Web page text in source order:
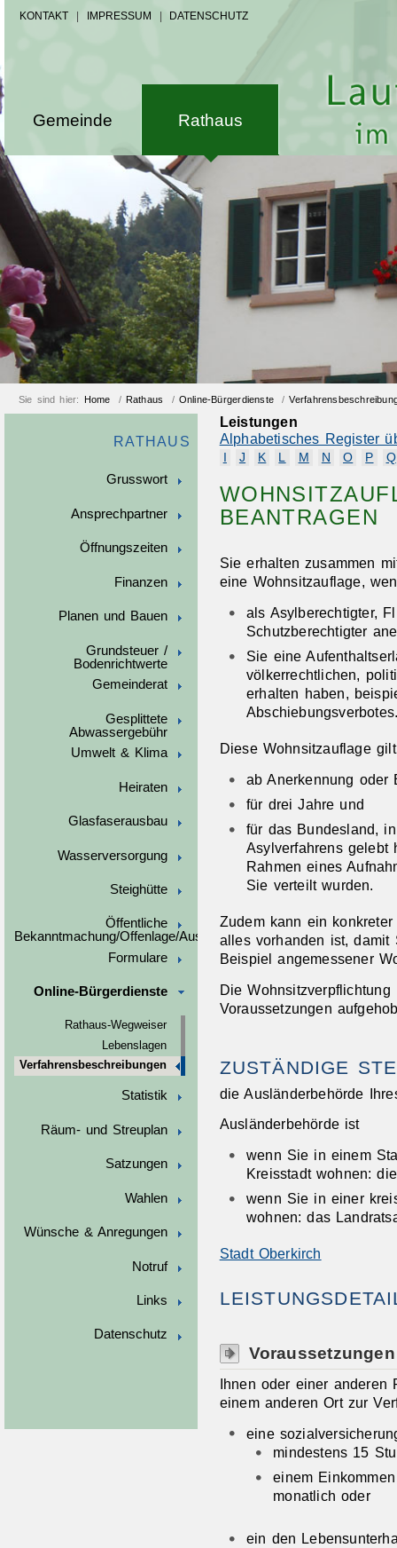
KONTAKT IMPRESSUM DATENSCHUTZ
Gemeinde Rathaus
Sie sind hier: Home / Rathaus / Online-Bürgerdienste /
RATHAUS
Grusswort
Ansprechpartner
Öffnungszeiten
Finanzen
Planen und Bauen
Grundsteuer /
Bodenrichtwerte
Gemeinderat
Gesplittete
Abwassergebühr
Umwelt & Klima
Heiraten
Glasfaserausbau
Wasserversorgung
Steighütte
Öffentliche
Bekanntmachung/Offenlage/Ausschreibungen
Formulare
Online-Bürgerdienste
Rathaus-Wegweiser
Lebenslagen
Verfahrensbeschreibungen
Statistik
Räum- und Streuplan
Satzungen
Wahlen
Wünsche & Anregungen
Notruf
Links
Datenschutz
Leistungen
Alphabetisches Register
J K L M N O P Q
BEANTRAGEN
Sie erhalten zusammen
eine Wohnsitzauflage,
als Asylberechtigter,
Schutzberechtigter
Sie eine
völkerrechtlichen,
erhalten haben,
Diese Wohnsitzauflage gilt
ab Anerkennung oder
für drei Jahre und
für das Bundesland,
Asylverfahrens
Rahmen eines
Sie verteilt wurden.
Zudem kann ein
alles vorhanden ist,
Beispiel angemessener
Die
Voraussetzungen
ZUSTÄNDIGE
die Ausländerbehörde
Ausländerbehörde ist
wenn Sie in einem
Kreisstadt wohnen:
wenn Sie in einer
wohnen: das
Stadt Oberkirch
Voraussetzungen
Ihnen oder einer anderen
einem anderen Ort zur
eine
mindestens 15
einem
monatlich oder
ein den